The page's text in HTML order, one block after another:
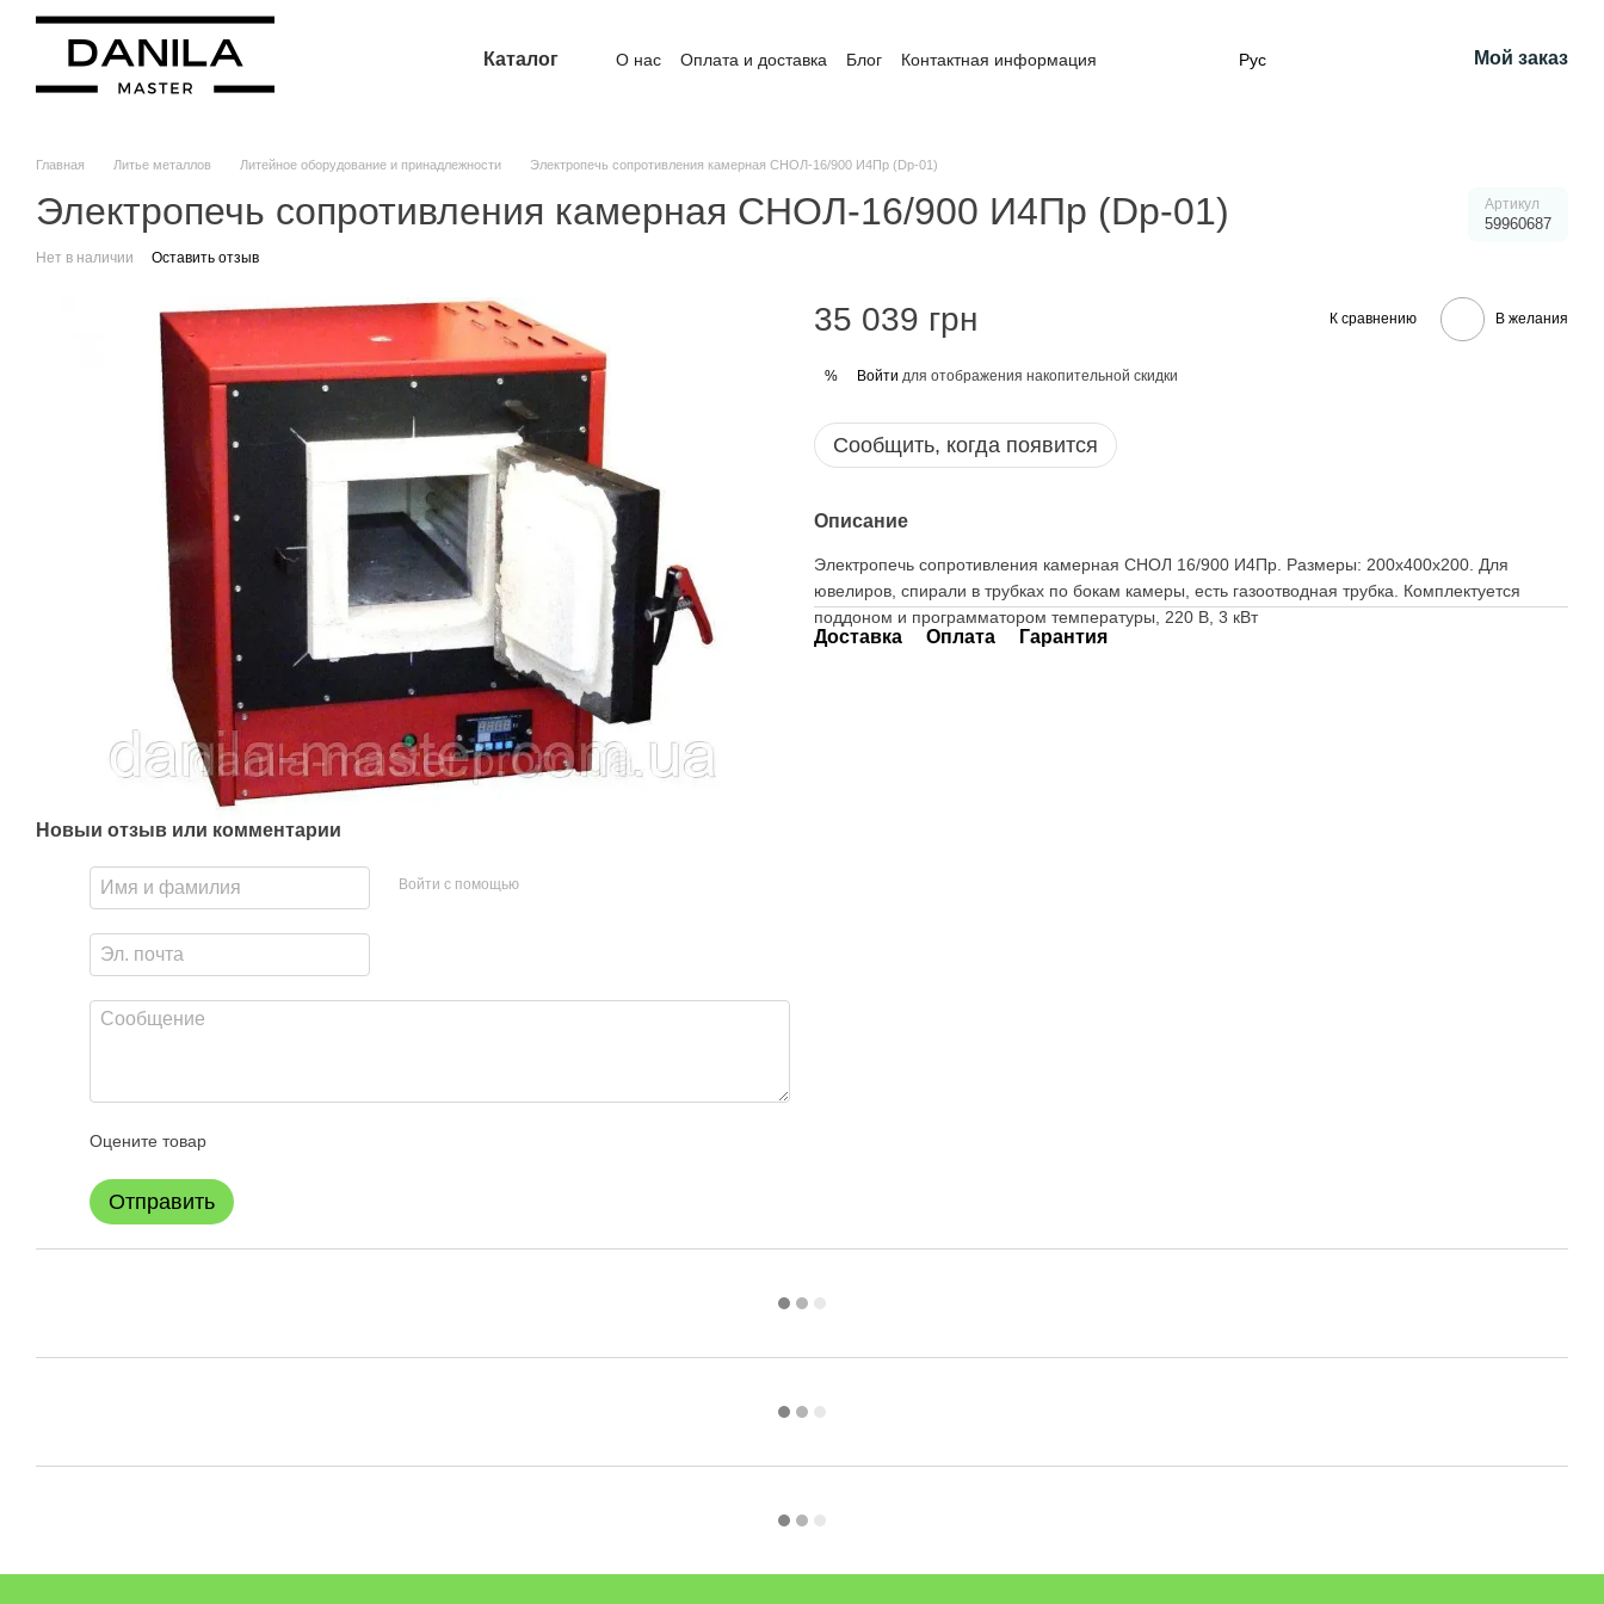
Перейти к основному контенту
Каталог О нас Оплата и доставка Блог Контактная информация Рус Мой заказ
Главная Литье металлов Литейное оборудование и принадлежности Электропечь сопротивления камерная СНОЛ-16/900 И4Пр (Dp-01)
Электропечь сопротивления камерная СНОЛ-16/900 И4Пр (Dp-01) Артикул
59960687
Нет в наличии Оставить отзыв
Новый отзыв или комментарий
Войти с помощью
Оцените товар
Отправить
35 039 грн К сравнению В желания
% Войти для отображения накопительной скидки
Сообщить, когда появится
Описание
Электропечь сопротивления камерная СНОЛ 16/900 И4Пр. Размеры: 200х400х200. Для
ювелиров, спирали в трубках по бокам камеры, есть газоотводная трубка. Комплектуется
поддоном и программатором температуры, 220 В, 3 кВт
Доставка Оплата Гарантия